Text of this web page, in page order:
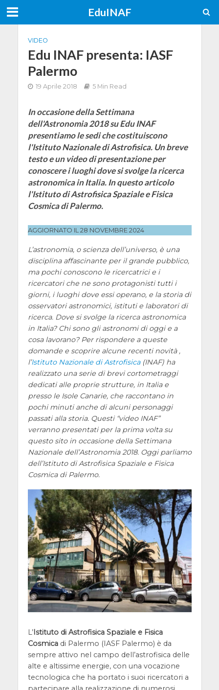
EduINAF
VIDEO
Edu INAF presenta: IASF
Palermo
19 Aprile 2018 5 Min Read
In occasione della Settimana
dell'Astronomia 2018 su Edu INAF
presentiamo le sedi che costituiscono
l'Istituto Nazionale di Astrofisica. Un breve
testo e un video di presentazione per
conoscere i luoghi dove si svolge la ricerca
astronomica in Italia. In questo articolo
l'Istituto di Astrofisica Spaziale e Fisica
Cosmica di Palermo.
AGGIORNATO IL 28 NOVEMBRE 2024
L’astronomia, o scienza dell’universo, è una
disciplina affascinante per il grande pubblico,
ma pochi conoscono le ricercatrici e i
ricercatori che ne sono protagonisti tutti i
giorni, i luoghi dove essi operano, e la storia di
osservatori astronomici, istituti e laboratori di
ricerca. Dove si svolge la ricerca astronomica
in Italia? Chi sono gli astronomi di oggi e a
cosa lavorano? Per rispondere a queste
domande e scoprire alcune recenti novità ,
l’Istituto Nazionale di Astrofisica(INAF) ha
realizzato una serie di brevi cortometraggi
dedicati alle proprie strutture, in Italia e
presso le Isole Canarie, che raccontano in
pochi minuti anche di alcuni personaggi
passati alla storia. Questi “video INAF”
verranno presentati per la prima volta su
questo sito in occasione della Settimana
Nazionale dell’Astronomia 2018. Oggi parliamo
dell’Istituto di Astrofisica Spaziale e Fisica
Cosmica di Palermo.
L’Istituto di Astrofisica Spaziale e Fisica
Cosmicadi Palermo (IASF Palermo) è da
sempre attivo nel campo dell’astrofisica delle
alte e altissime energie, con una vocazione
tecnologica che ha portato i suoi ricercatori a